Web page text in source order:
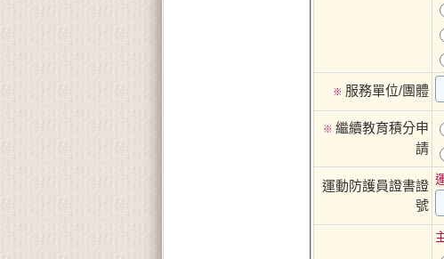
※ 服務單位/團體
※ 繼續教育積分申
請
運動防護員證書證
號